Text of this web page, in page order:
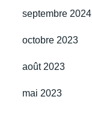
septembre 2024
octobre 2023
août 2023
mai 2023